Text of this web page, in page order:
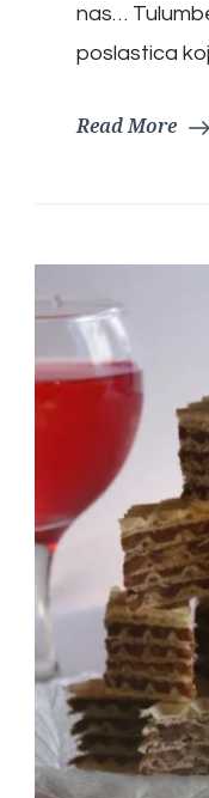
nas…
poslastica
Read More